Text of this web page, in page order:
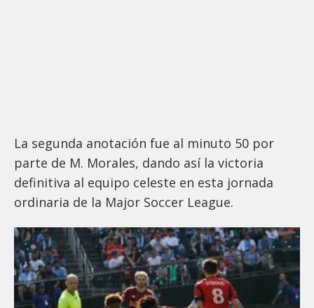
La segunda anotación fue al minuto 50 por
parte de M. Morales, dando así la victoria
definitiva al equipo celeste en esta jornada
ordinaria de la Major Soccer League.